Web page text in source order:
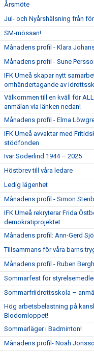
Årsmöte
Jul- och Nyårshälsning från
SM-mössan!
Månadens profil - Klara
Månadens profil - Sune
IFK Umeå skapar nytt
omhändertagande av
Välkommen till en kväll för
anmälan via länken nedan!
Månadens profil - Elma
IFK Umeå avvaktar med
stödfonden
Ivar Söderlind 1944 – 2025
Höstbrev till våra ledare
Ledig lägenhet
Månadens profil - Simon
IFK Umeå rekryterar Frida
demokratiprojektet
Månadens profil: Ann-Gerd
Tillsammans för våra barns
Månadens profil - Ruben
Sommarfest för
Sommarfriidrottsskola –
Hög arbetsbelastning på
Blodomloppet!
Sommarläger i Badminton!
Månadens profil- Noah